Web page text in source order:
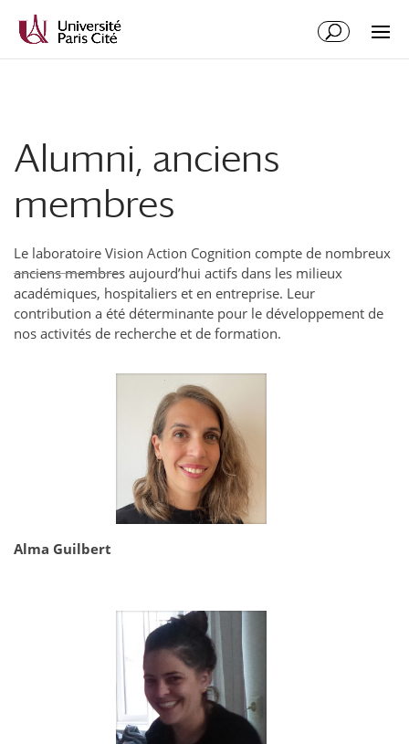
contenu
Alumni, anciens
membres
Le laboratoire Vision Action Cognition compte de nombreux
anciens membres aujourd’hui actifs dans les milieux
académiques, hospitaliers et en entreprise. Leur
contribution a été déterminante pour le développement de
nos activités de recherche et de formation.
Alma Guilbert